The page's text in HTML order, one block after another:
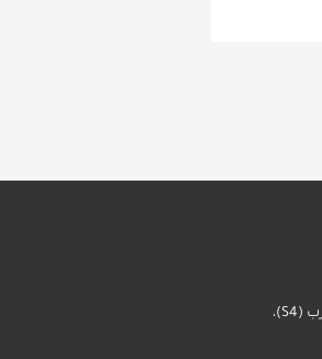
العنوان: واجهة روشن، مبنى سيرفكورب (S4)،